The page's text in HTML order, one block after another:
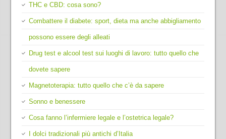
THC e CBD: cosa sono?
Combattere il diabete: sport, dieta ma anche abbigliamento
possono essere degli alleati
Drug test e alcool test sui luoghi di lavoro: tutto quello che
dovete sapere
Magnetoterapia: tutto quello che c’è da sapere
Sonno e benessere
Cosa fanno l’infermiere legale e l’ostetrica legale?
I dolci tradizionali più antichi d’Italia